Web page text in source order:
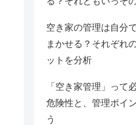
空き家の管理は自分
まかせる？それぞれ
ットを分析
「空き家管理」って
危険性と、管理ポイ
う